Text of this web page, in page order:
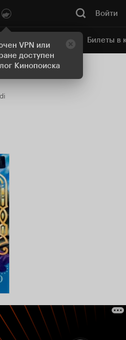
VPN или
доступен
Кинопоиска
Войти
кинотеатр Билеты в